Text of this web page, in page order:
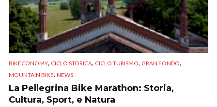
BIKECONOMY, CICLO STORICA, CICLO TURISMO, GRAN FONDO,
MOUNTAIN BIKE, NEWS
La Pellegrina Bike Marathon: Storia,
Cultura, Sport, e Natura